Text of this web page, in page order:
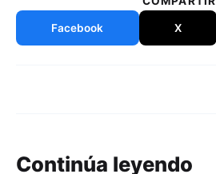
Facebook X
Continúa leyendo